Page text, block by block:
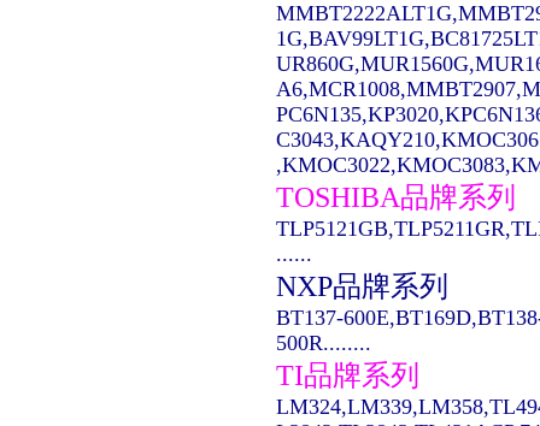
TOSHIBA品牌系列
......
NXP品牌系列
BT137-
500R........
TI品牌系列